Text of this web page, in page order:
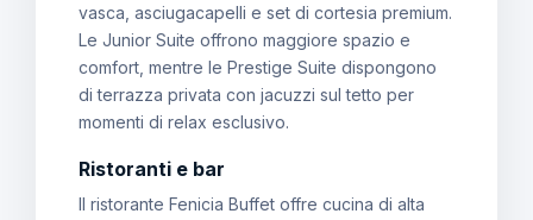
vasca, asciugacapelli e set di cortesia premium.
Le Junior Suite offrono maggiore spazio e
comfort, mentre le Prestige Suite dispongono
di terrazza privata con jacuzzi sul tetto per
momenti di relax esclusivo.
Ristoranti e bar
Il ristorante Fenicia Buffet offre cucina di alta